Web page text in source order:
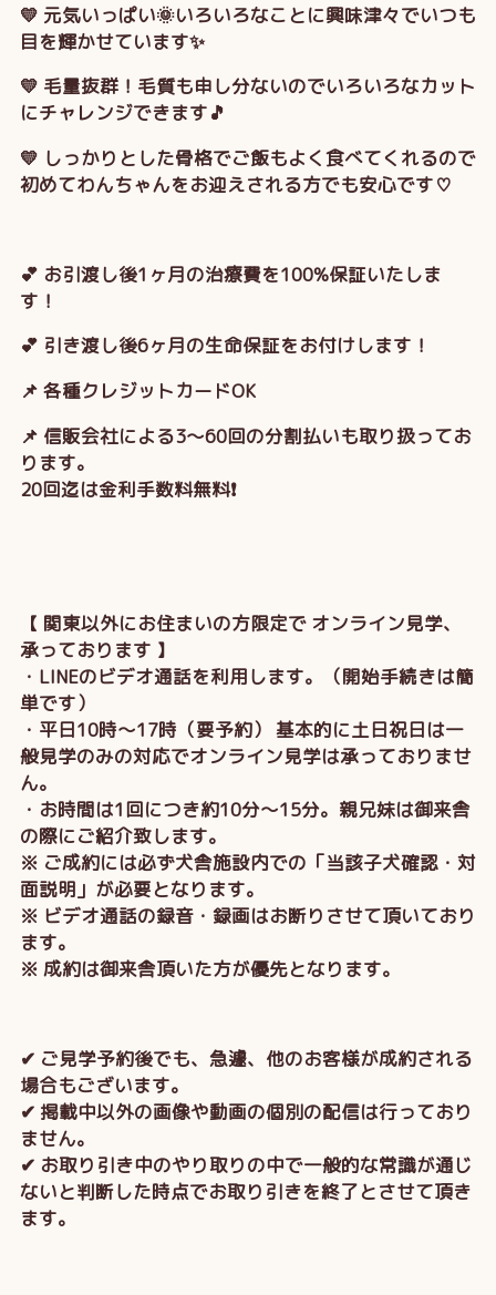
💛 元気いっぱい🌞いろいろなことに興味津々でいつも
目を輝かせています✨
💛 毛量抜群！毛質も申し分ないのでいろいろなカット
にチャレンジできます🎵
💛 しっかりとした骨格でご飯もよく食べてくれるので
初めてわんちゃんをお迎えされる方でも安心です♡
💕 お引渡し後1ヶ月の治療費を100%保証いたしま
す！
💕 引き渡し後6ヶ月の生命保証をお付けします！
📌 各種クレジットカードOK
📌 信販会社による3～60回の分割払いも取り扱ってお
ります。
20回迄は金利手数料無料❗
【 関東以外にお住まいの方限定で オンライン見学、
承っております 】
・LINEのビデオ通話を利用します。（開始手続きは簡
単です）
・平日10時～17時（要予約） 基本的に土日祝日は一
般見学のみの対応でオンライン見学は承っておりませ
ん。
・お時間は1回につき約10分～15分。親兄妹は御来舎
の際にご紹介致します。
※ ご成約には必ず犬舎施設内での「当該子犬確認・対
面説明」が必要となります。
※ ビデオ通話の録音・録画はお断りさせて頂いており
ます。
※ 成約は御来舎頂いた方が優先となります。
✔ ご見学予約後でも、急遽、他のお客様が成約される
場合もございます。
✔ 掲載中以外の画像や動画の個別の配信は行っており
ません。
✔ お取り引き中のやり取りの中で一般的な常識が通じ
ないと判断した時点でお取り引きを終了とさせて頂き
ます。